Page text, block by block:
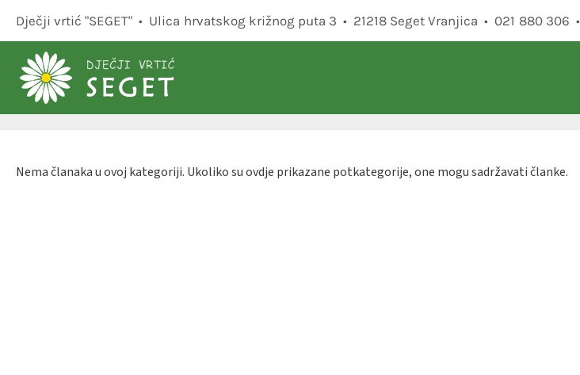
Skip to main content
Dječji vrtić "SEGET" • Ulica hrvatskog križnog puta 3 • 21218 Seget Vranjica • 021 880 306 •
Nema članaka u ovoj kategoriji. Ukoliko su ovdje prikazane potkategorije, one mogu sadržavati članke.